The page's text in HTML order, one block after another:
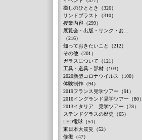
癒しのひととき（326）
サンドブラスト（310）
授業内容（299）
展覧会・出版・リンク・お...
（216）
知っておきたいこと（212）
その他（201）
ガラスについて（121）
工具・道具・部材（103）
2020新型コロナウイルス（100）
体験制作（94）
2019フランス見学ツアー（91）
2016イングランド見学ツアー（80）
2013イタリア 見学ツアー（78）
ステンドグラスの歴史（65）
LED電球（54）
東日本大震災（52）
修復（47）